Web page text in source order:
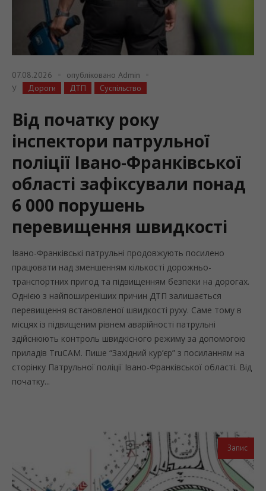
07.08.2026 опубліковано Admin
У
Дороги ДТП Суспільство
Від початку року
інспектори патрульної
поліції Івано-Франківської
області зафіксували понад
6 000 порушень
перевищення швидкості
Івано-Франківські патрульні продовжують посилено
працювати над зменшенням кількості дорожньо-
транспортних пригод та підвищенням безпеки на дорогах.
Однією з найпоширеніших причин ДТП залишається
перевищення встановленої швидкості руху. Саме тому в
місцях із підвищеним рівнем аварійності патрульні
здійснюють контроль швидкісного режиму за допомогою
приладів TruCAM. Пише “Західний кур’єр” з посиланням на
сторінку Патрульної поліції Івано-Франківської області. Від
початку...
Запис